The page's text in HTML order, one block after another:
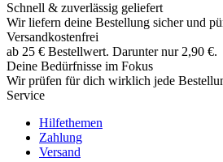
Schnell & zuverlässig geliefert
Wir liefern deine Bestellung sicher und
Versandkostenfrei
ab 25 € Bestellwert. Darunter nur 2,90 €.
Deine Bedürfnisse im Fokus
Wir prüfen für dich wirklich jede
Service
Hilfethemen
Zahlung
Versand